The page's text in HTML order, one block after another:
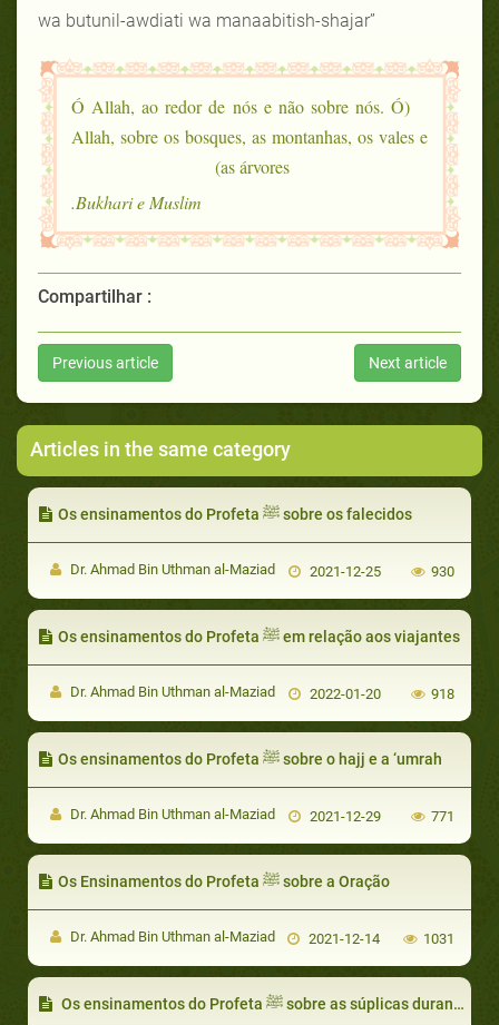
wa butunil-awdiati wa manaabitish-shajar”
(Ó Allah, ao redor de nós e não sobre nós. Ó
Allah, sobre os bosques, as montanhas, os vales e
as árvores)
Bukhari e Muslim.
Compartilhar :
Previous article Next article
Articles in the same category
Os ensinamentos do Profeta ﷺ sobre os falecidos
Dr. Ahmad Bin Uthman al-Maziad 2021-12-25 930
Os ensinamentos do Profeta ﷺ em relação aos viajantes
Dr. Ahmad Bin Uthman al-Maziad 2022-01-20 918
Os ensinamentos do Profeta ﷺ sobre o hajj e a ‘umrah
Dr. Ahmad Bin Uthman al-Maziad 2021-12-29 771
Os Ensinamentos do Profeta ﷺ sobre a Oração
Dr. Ahmad Bin Uthman al-Maziad 2021-12-14 1031
Os ensinamentos do Profeta ﷺ sobre as súplicas durante o mês de Dhul Hijjah